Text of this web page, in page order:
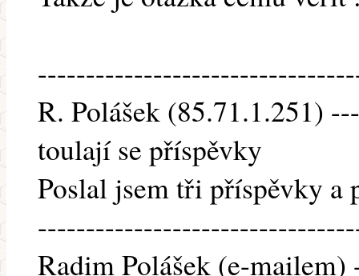
R. Polášek (85.71.1.251)
toulají se příspěvky
Poslal jsem tři příspěvky
Radim Polášek (e-mailem)